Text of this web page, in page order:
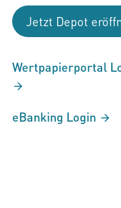
Jetzt Depot
Wertpapierportal
eBanking Login